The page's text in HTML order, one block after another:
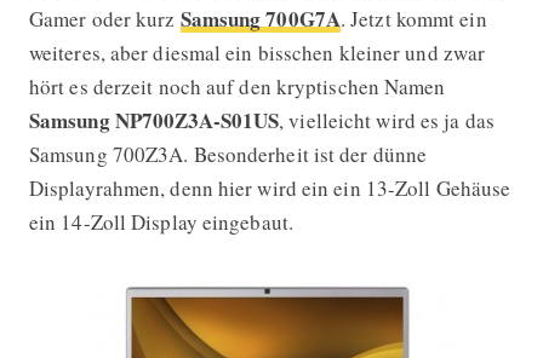
Gamer oder kurz Samsung 700G7A. Jetzt kommt ein
weiteres, aber diesmal ein bisschen kleiner und zwar
hört es derzeit noch auf den kryptischen Namen
Samsung NP700Z3A-S01US, vielleicht wird es ja das
Samsung 700Z3A. Besonderheit ist der dünne
Displayrahmen, denn hier wird ein ein 13-Zoll Gehäuse
ein 14-Zoll Display eingebaut.